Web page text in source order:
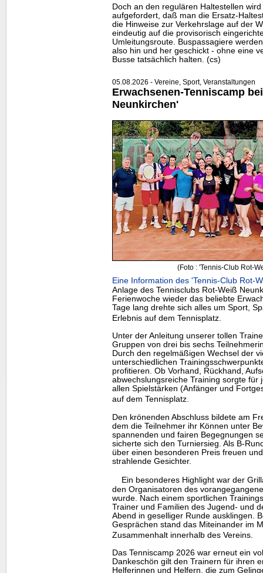
Doch an den regulären Haltestellen
aufgefordert, daß man die Ersatz-
die Hinweise zur Verkehrslage auf der
eindeutig auf die provisorisch
Umleitungsroute. Buspassagiere
also hin und her geschickt - ohne eine
Busse tatsächlich halten. (cs)
05.08.2026 - Vereine, Sport, Veranstaltungen
Erwachsenen-Tenniscamp
Neunkirchen'
(Foto : 'Tennis-Club Rot-
Eine Information des 'Tennis-Club
Anlage des Tennisclubs Rot-Weiß
Ferienwoche wieder das beliebte
Tage lang drehte sich alles um Sport,
Erlebnis auf dem Tennisplatz.
Unter der Anleitung unserer tollen
Gruppen von drei bis sechs
Durch den regelmäßigen Wechsel der
unterschiedlichen
profitieren. Ob Vorhand, Rückhand,
abwechslungsreiche Training sorgte für
allen Spielstärken (Anfänger und
auf dem Tennisplatz.
Den krönenden Abschluss bildete am
dem die Teilnehmer ihr Können unter
spannenden und fairen Begegnungen
sicherte sich den Turniersieg. Als B-
über einen besonderen Preis freuen
strahlende Gesichter.
Ein besonderes Highlight war der
den Organisatoren des
wurde. Nach einem sportlichen
Trainer und Familien des Jugend- und
Abend in geselliger Runde ausklingen.
Gesprächen stand das Miteinander im
Zusammenhalt innerhalb des Vereins.
Das Tenniscamp 2026 war erneut ein
Dankeschön gilt den Trainern für ihren
Helferinnen und Helfern, die zum